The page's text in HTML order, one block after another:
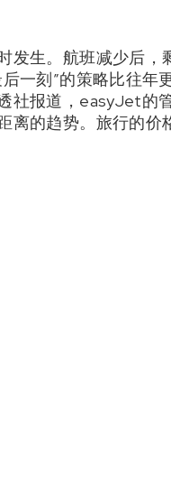
发生。航班减少后，
一刻”的策略比往年
社报道，easyJet的
离的趋势。旅行的价